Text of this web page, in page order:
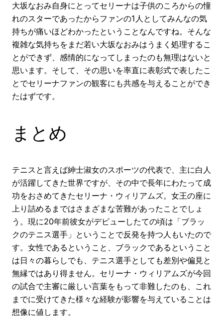
大坂なおみ自身にとってセリーナは子供のころからの憧
れのスターであったからファンの1人としてみんなの気
持ちが痛いほどわかったということなんですね。そんな
複雑な気持ちをまだ若い大坂なおみはうまく処理するこ
とができず、感情的になってしまったのも無理はないと
思います。そして、その思いを率直に表彰式で表したこ
とでセリーナファンの観客にも共感を与えることができ
たはずです。
まとめ
テニスと言えば紳士淑女のスポーツの代表で、主に白人
が活躍してきた世界ですが、その中で長年にわたって成
功をおさめてきたセリーナ・ウィリアムズ。女王の座に
上り詰めるまではさまざまな苦難があったことでしょ
う。現に20年前彼女がデビューしたての頃は「ブラッ
クのテニス選手」ということで反発を持つ人もいたので
す。女性であるということ、ブラックであるということ
は日々の暮らしでも、テニス選手としても差別や偏見と
無縁ではあり得ません。セリーナ・ウィリアムズが今回
の試合で主審に厳しい言葉をもって非難したのも、これ
までに受けてきた様々な経験が影響を与えていることは
想像に値します。